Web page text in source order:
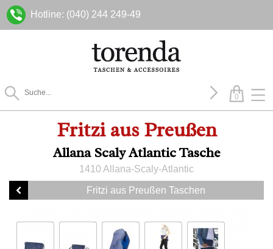
Hotline: (040) 244 249-49
0
Fritzi aus Preußen
Allana Scaly Atlantic Tasche
1410 Allana-Scaly-Atlantic
Fritzi aus Preußen Taschen